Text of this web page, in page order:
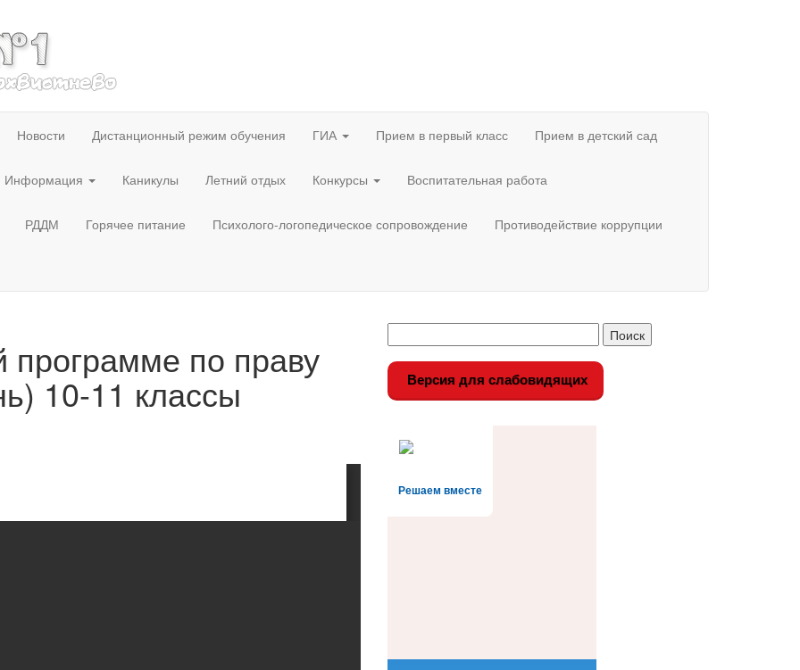
Новости Дистанционный режим обучения ГИА Прием в первый класс Прием в детский сад
Информация Каникулы Летний отдых Конкурсы Воспитательная работа
РДДМ Горячее питание Психолого-логопедическое сопровождение Противодействие коррупции
программе по праву
10-11 классы Версия для слабовидящих
Решаем вместе